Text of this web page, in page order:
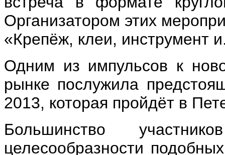
Организатором этих
«Крепёж, клеи, инструмент
Одним из импульсов к
рынке послужила
2013, которая пройдёт в
Большинство
целесообразности